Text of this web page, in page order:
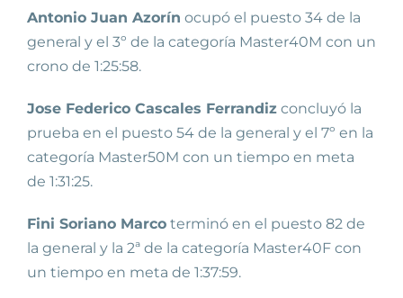
Antonio Juan Azorín ocupó el puesto 34 de la
general y el 3º de la categoría Master40M con un
crono de 1:25:58.
Jose Federico Cascales Ferrandiz concluyó la
prueba en el puesto 54 de la general y el 7º en la
categoría Master50M con un tiempo en meta
de 1:31:25.
Fini Soriano Marco terminó en el puesto 82 de
la general y la 2ª de la categoría Master40F con
un tiempo en meta de 1:37:59.